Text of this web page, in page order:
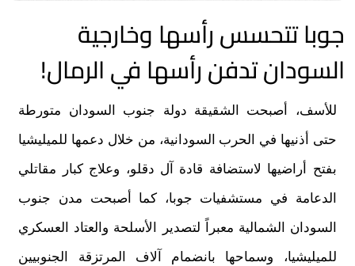
جوبا تتحسس رأسها وخارجية
السودان تدفن رأسها في الرمال!
للأسف، أصبحت الشقيقة دولة جنوب السودان متورطة
حتى أذنيها في الحرب السودانية، من خلال دعمها للميليشيا
بفتح أراضيها لاستضافة قادة آل دقلو، وعلاج كبار مقاتلي
الدعامة في مستشفيات جوبا، كما أصبحت مدن جنوب
السودان الشمالية معبراً لتصدير الأسلحة والعتاد العسكري
للميليشيا، وسماحها بانضمام آلاف المرتزقة الجنوبيين